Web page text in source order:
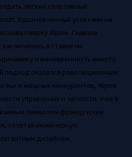
легкий спортивный
Вдохновленный успехами на
марку Alpine. Главное
в ставке на
и маневренность вместо
подход оказался революционным:
и мощных конкурентов, Alpine
управления и легкости. Уже в
символом французские
сочетая инженерную
дизайном.